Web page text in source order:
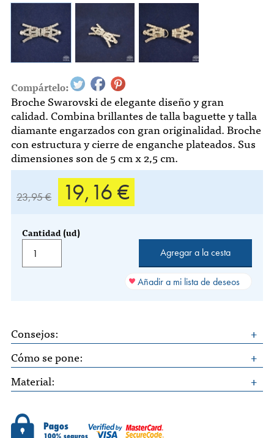
Compártelo:
Broche Swarovski de elegante diseño y gran
calidad. Combina brillantes de talla baguette y talla
diamante engarzados con gran originalidad. Broche
con estructura y cierre de enganche plateados. Sus
dimensiones son de 5 cm x 2,5 cm.
23,95 € 19,16 €
Cantidad (ud)
Añadir a mi lista de deseos
Consejos:
Cómo se pone:
Material: